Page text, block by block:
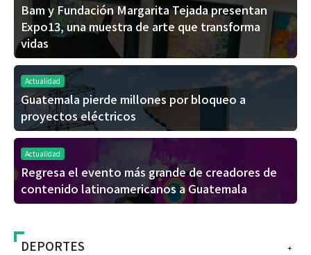
Bam y Fundación Margarita Tejada presentan
Expo13, una muestra de arte que transforma
vidas
Actualidad
Guatemala pierde millones por bloqueo a
proyectos eléctricos
Actualidad
Regresa el evento más grande de creadores de
contenido latinoamericanos a Guatemala
+
DEPORTES